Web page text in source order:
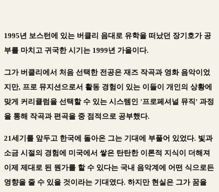
1995년 보스턴에 있는 버클리 음대로 유학을 떠났던 장기호가 공
부를 마치고 귀국한 시기는 1999년 가을이다.
그가 버클리에서 처음 선택한 전공은 재즈 작곡과 영화 음악이었
지만, 프로 뮤지션으로서 활동 경험이 있는 이들이 개인의 상황에
맞게 커리큘럼을 선택할 수 있는 시스템인 '프로페셔널 뮤직' 과정
을 통해 작곡과 편곡을 중 점적으로 공부했다.
21세기를 앞두고 한국에 돌아온 그는 기대에 부풀어 있었다. 빛과
소금 시절의 경험에 미국에서 쌓은 탄탄한 이론적 지식이 더해져
이제 제대로 된 뭔가를 할 수 있다는 국내 음악계에 어떤 식으로든
영향을 줄 수 있을 것이라는 기대였다. 하지만 현실은 그가 꿈을